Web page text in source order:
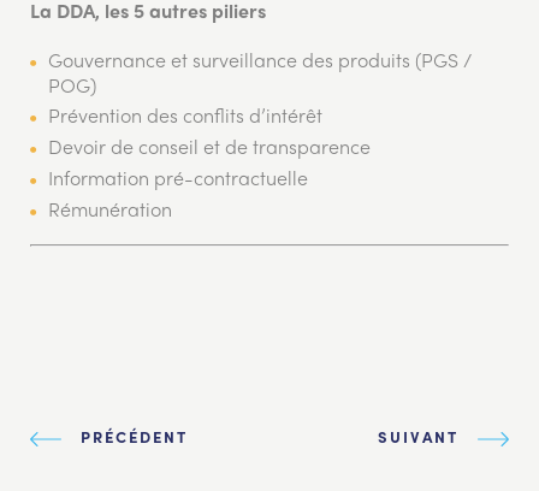
La DDA, les 5 autres piliers
Gouvernance et surveillance des produits (PGS /
POG)
Prévention des conflits d’intérêt
Devoir de conseil et de transparence
Information pré-contractuelle
Rémunération
PRÉCÉDENT SUIVANT